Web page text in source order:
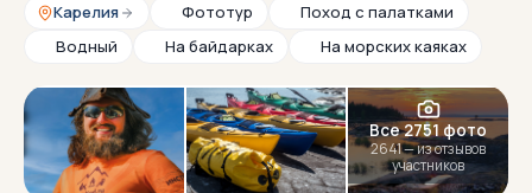
Карелия
Фототур
Поход с палатками
Водный
На байдарках На морских каяках
НОВИНКА Все 2751 фото
2641 — из отзывов
участников